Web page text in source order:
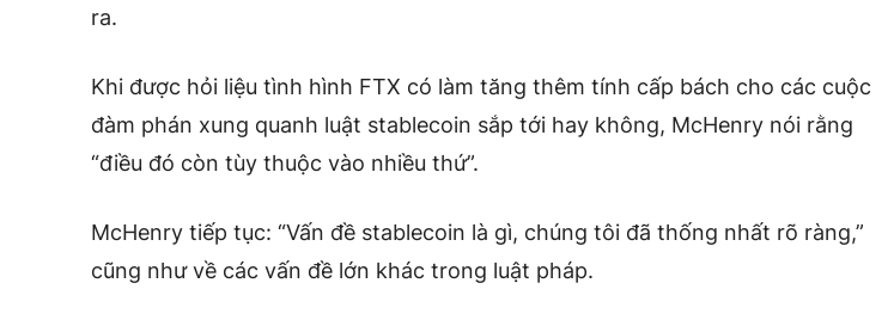
ra.
Khi được hỏi liệu tình hình FTX có làm tăng thêm tính cấp bách cho các cuộc
đàm phán xung quanh luật stablecoin sắp tới hay không, McHenry nói rằng
“điều đó còn tùy thuộc vào nhiều thứ”.
McHenry tiếp tục: “Vấn đề stablecoin là gì, chúng tôi đã thống nhất rõ ràng,”
cũng như về các vấn đề lớn khác trong luật pháp.